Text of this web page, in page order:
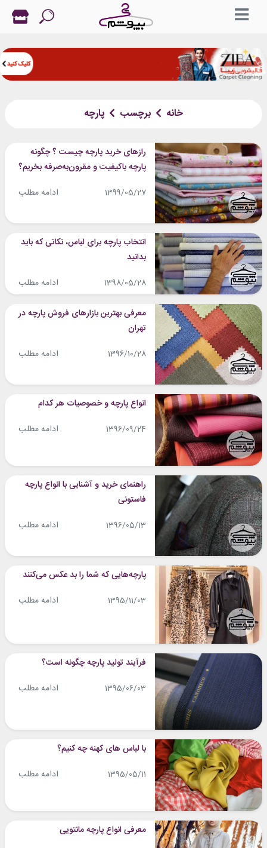
خانه برچسب پارچه
رازهای خرید پارچه چیست ؟ چگونه
پارچه باکیفیت و مقرون‌به‌صرفه بخریم؟
1399/05/27 ادامه مطلب
انتخاب پارچه برای لباس، نکاتی که باید
بدانید
1398/05/28 ادامه مطلب
معرفی بهترین بازارهای فروش پارچه در
تهران
1396/10/28 ادامه مطلب
انواع پارچه و خصوصیات هر کدام
1396/09/24 ادامه مطلب
راهنمای خرید و آشنایی با انواع پارچه
فاستونی
1396/05/13 ادامه مطلب
پارچه‌هایی که شما را بد عکس می‌کنند
1395/11/03 ادامه مطلب
فرآیند تولید پارچه چگونه است؟
1395/06/03 ادامه مطلب
با لباس های کهنه چه کنیم؟
1395/05/11 ادامه مطلب
معرفی انواع پارچه مانتویی